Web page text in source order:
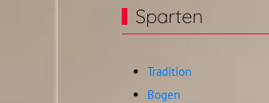
Sparten
Tradition
Bogen